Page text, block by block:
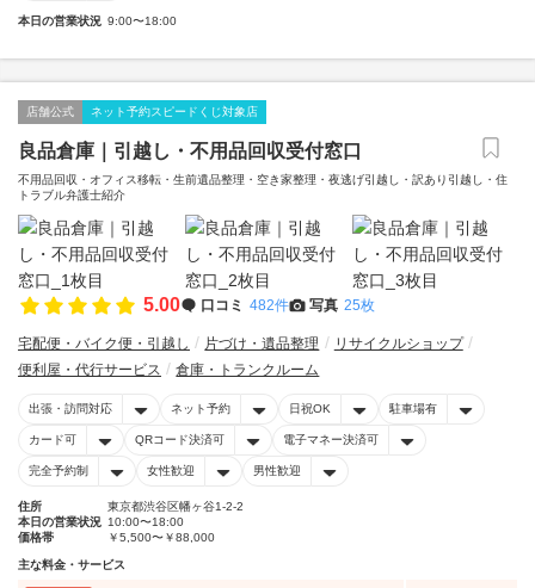
本日の営業状況 9:00〜18:00
店舗公式 ネット予約スピードくじ対象店
良品倉庫｜引越し・不用品回収受付窓口
不用品回収・オフィス移転・生前遺品整理・空き家整理・夜逃げ引越し・訳あり引越し・住
トラブル弁護士紹介
5.00 口コミ 482件 写真 25枚
宅配便・バイク便・引越し 片づけ・遺品整理
リサイクルショップ
便利屋・代行サービス
倉庫・トランクルーム
出張・訪問対応 ネット予約 日祝OK 駐車場有
カード可 QRコード決済可 電子マネー決済可
完全予約制 女性歓迎 男性歓迎
住所
東京都渋谷区幡ヶ谷1-2-2
本日の営業状況 10:00〜18:00
価格帯
￥5,500〜￥88,000
主な料金・サービス